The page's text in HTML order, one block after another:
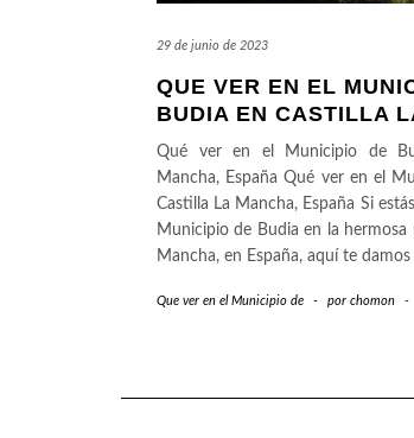
29 de junio de 2023
QUE VER EN EL
BUDIA EN CASTILLA
Qué ver en el Municipio de
Mancha, España Qué ver en el
Castilla La Mancha, España Si
Municipio de Budia en la hermosa
Mancha, en España, aquí te damos
Que ver en el Municipio de - por chomon -